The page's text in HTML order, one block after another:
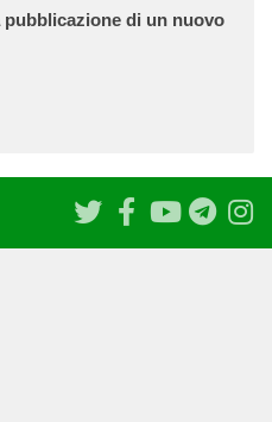
pubblicazione di un nuovo